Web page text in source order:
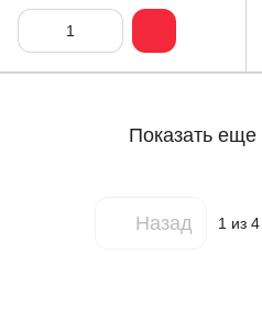
Показать еще
Назад 1 из 4